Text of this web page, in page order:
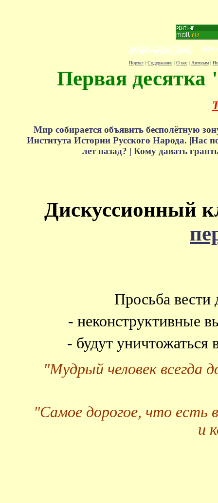
Портал| Содержание| О нас| Авторам|
Первая десятка
Мир собирается объявить бесполётную
Института Истории Русского Народа. |Нас
лет назад? | Кому давать
Дискуссионный
Просьба вести
- неконструктивные
- будут
"Мудрый человек всегда
"Самое дорогое, что есть
и